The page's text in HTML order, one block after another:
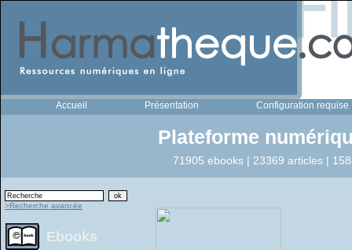
Accueil Présentation Configuration requise
Plateforme
71905 ebooks | 23369 articles |
>Recherche avancée
Ebooks